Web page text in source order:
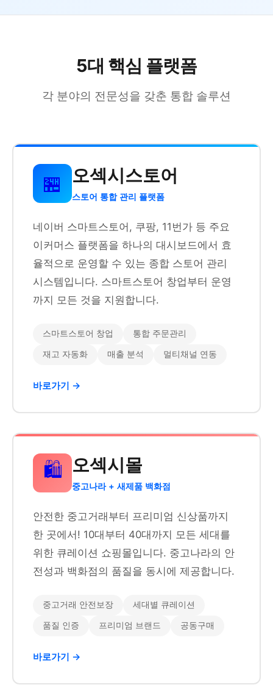
5대 핵심 플랫폼
각 분야의 전문성을 갖춘 통합 솔루션
🏪 오섹시스토어
스토어 통합 관리 플랫폼
네이버 스마트스토어, 쿠팡, 11번가 등 주요
이커머스 플랫폼을 하나의 대시보드에서 효
율적으로 운영할 수 있는 종합 스토어 관리
시스템입니다. 스마트스토어 창업부터 운영
까지 모든 것을 지원합니다.
스마트스토어 창업 통합 주문관리
재고 자동화 매출 분석 멀티채널 연동
바로가기 →
🛍️ 오섹시몰
중고나라 + 새제품 백화점
안전한 중고거래부터 프리미엄 신상품까지
한 곳에서! 10대부터 40대까지 모든 세대를
위한 큐레이션 쇼핑몰입니다. 중고나라의 안
전성과 백화점의 품질을 동시에 제공합니다.
중고거래 안전보장 세대별 큐레이션
품질 인증 프리미엄 브랜드 공동구매
바로가기 →